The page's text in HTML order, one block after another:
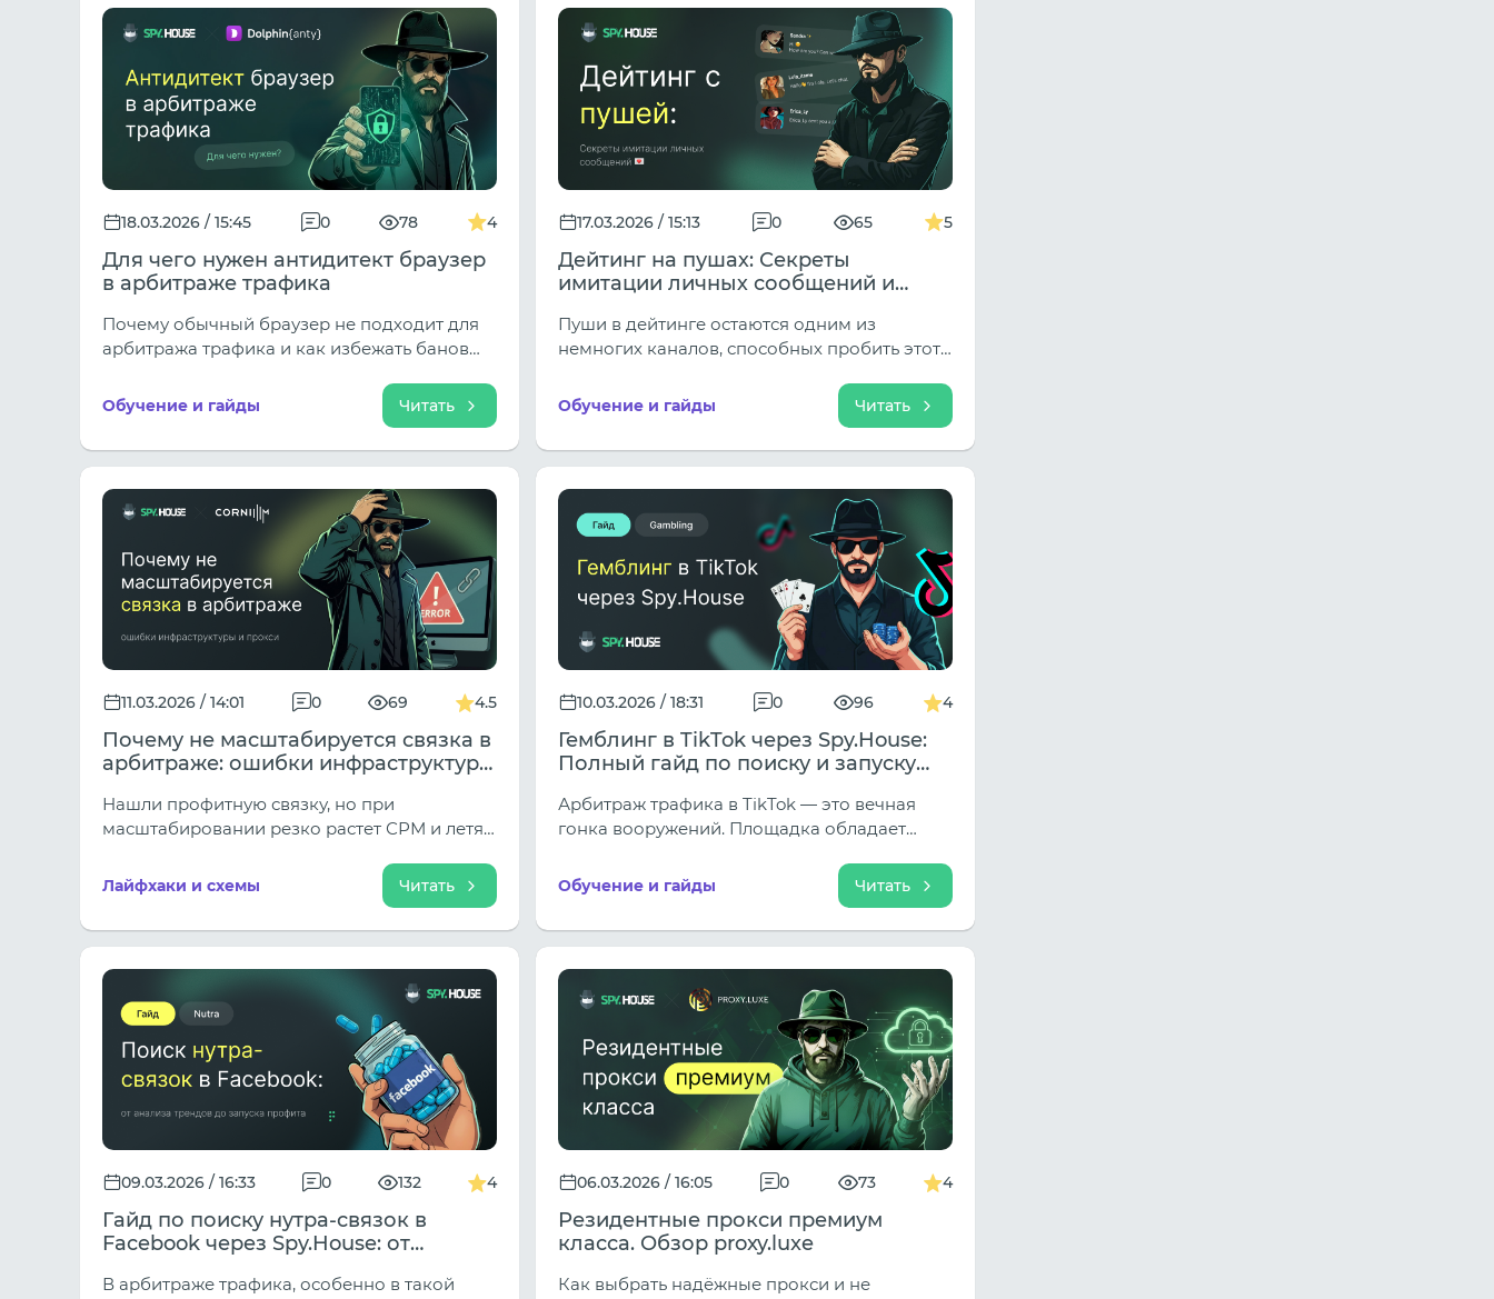
18.03.2026 / 15:45 0 78 4
Для чего нужен антидитект браузер
в арбитраже трафика
Почему обычный браузер не подходит для
арбитража трафика и как избежать банов
Разбираем, что такое антидетект браузер,
как он работает и зачем нужен в
мультиаккаунтинге. На примере Dolphin Anty
показываем, как безопасно управлять
профилями, использовать прокси и
автоматизировать процессы для
масштабирования рекламных кампаний.
Обучение и гайды Читать
17.03.2026 / 15:13 0 65 5
Дейтинг на пушах: Секреты
имитации личных сообщений и
Пуши в дейтинге остаются одним из
немногих каналов, способных пробить этот
условие: они не должны выглядеть как
реклама.
Обучение и гайды Читать
11.03.2026 / 14:01 0 69 4.5
Почему не масштабируется связка в
арбитраже: ошибки инфраструктуры
Нашли профитную связку, но при
масштабировании резко растет СРМ и летят
креативе или оффере, а в ошибках
инфраструктуры и неверном выборе прокси.
В нашей новой статье мы разбираем,
почему дата-центр прокси убивают
кампании на больших объемах , как
пересечение IP губит траст аккаунтов и
почему для стабильного масштабирования
необходим переход на мобильные 4G/5G
сети. Читайте полный разбор технических
ошибок и забирайте готовый чек-лист для
проверки системы перед увеличением
бюджета.
Лайфхаки и схемы Читать
10.03.2026 / 18:31 0 96 4
Гемблинг в TikTok через Spy.House:
Полный гайд по поиску и запуску
Арбитраж трафика в TikTok — это вечная
гонка вооружений. Площадка обладает
алгоритмы модерации и анализа контента
становятся совершеннее с каждым днем.
Гемблинг (казино, слоты, беттинг) остается
одной из самых прибыльных ниш, но
«выгорание» подходов здесь происходит
стремительно. В таких условиях
использование спай-сервисов, таких как
Spy.House, становится не просто
рекомендацией, а вопросом выживания
вашего бюджета.
Обучение и гайды Читать
09.03.2026 / 16:33 0 132 4
Гайд по поиску нутра-связок в
Facebook через Spy.House: от
профита
В арбитраже трафика, особенно в такой
06.03.2026 / 16:05 0 73 4
Резидентные прокси премиум
класса. Обзор proxy.luxe
Как выбрать надёжные прокси и не